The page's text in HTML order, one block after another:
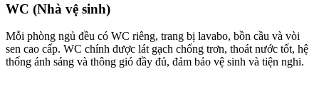
WC (Nhà vệ sinh)
Mỗi phòng ngủ đều có WC riêng, trang bị lavabo, bồn cầu và vòi
sen cao cấp. WC chính được lát gạch chống trơn, thoát nước tốt, hệ
thống ánh sáng và thông gió đầy đủ, đảm bảo vệ sinh và tiện nghi.